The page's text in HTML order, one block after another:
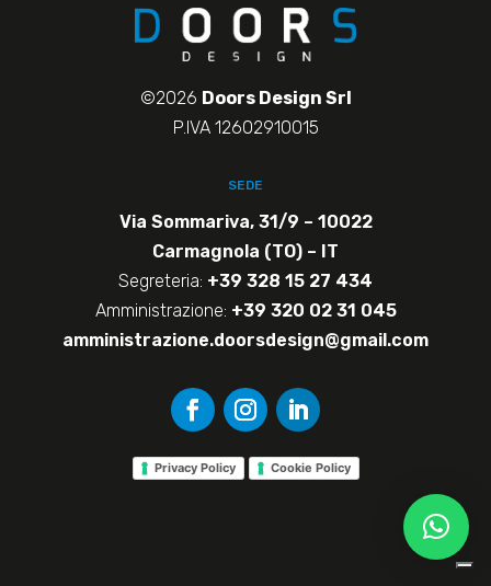
©2026 Doors Design Srl
P.IVA 12602910015
SEDE
Via Sommariva, 31/9 – 10022
Carmagnola (TO) – IT
Segreteria: +39 328 15 27 434
Amministrazione: +39 320 02 31 045
amministrazione.doorsdesign@gmail.com
Privacy Policy Cookie Policy